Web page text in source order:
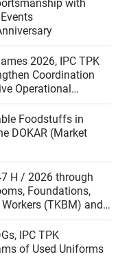
with
2026, IPC TPK
Coordination
Operational
Foodstuffs in
DOKAR (Market
H / 2026 through
Foundations,
(TKBM) and
IPC TPK
of Used Uniforms